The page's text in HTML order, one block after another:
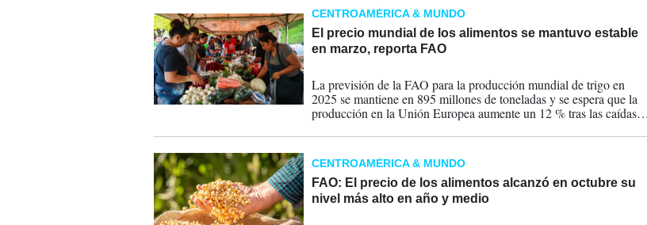
CENTROAMÉRICA & MUNDO
El precio mundial de los alimentos se mantuvo estable
en marzo, reporta FAO
La previsión de la FAO para la producción mundial de trigo en
2025 se mantiene en 895 millones de toneladas y se espera que la
producción en la Unión Europea aumente un 12 % tras las caídas
CENTROAMÉRICA & MUNDO
FAO: El precio de los alimentos alcanzó en octubre su
nivel más alto en año y medio